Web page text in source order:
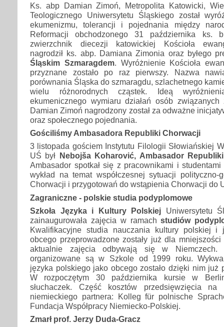
Ks. abp Damian Zimoń, Metropolita Katowicki,
Teologicznego Uniwersytetu Śląskiego został
ekumenizmu, tolerancji i pojednania między
Reformacji obchodzonego 31 października ks.
zwierzchnik diecezji katowickiej Kościoła
nagrodził ks. abp. Damiana Zimonia oraz byłego
Śląskim Szmaragdem. Wyróżnienie Kościoła
przyznane zostało po raz pierwszy. Nazwa
porównania Śląska do szmaragdu, szlachetnego
wielu różnorodnych cząstek. Ideą
ekumenicznego wymiaru działań osób
Damian Zimoń nagrodzony został za odważne
oraz społecznego pojednania.
Gościliśmy Ambasadora Republiki Chorwacji
3 listopada gościem Instytutu Filologii Słowiańskiej
UŚ był Nebojša Koharović, Ambasador
Ambasador spotkał się z pracownikami i studentami
wykład na temat współczesnej sytuacji polityczno-
Chorwacji i przygotowań do wstąpienia Chorwacji do
Zagraniczne - polskie studia podyplomowe
Szkoła Języka i Kultury Polskiej Uniwersytetu
zainaugurowała zajęcia w ramachstudiów
Kwalifikacyjne studia nauczania kultury polskiej i
obcego przeprowadzone zostały już dla
aktualnie zajęcia odbywają się w Niemczech.
organizowane są w Szkole od 1999 roku.
języka polskiego jako obcego zostało dzięki nim już
W rozpoczętym 30 października kursie w
słuchaczek. Część kosztów przedsięwzięcia
niemieckiego partnera: Kolleg für polnische
Fundacja Współpracy Niemiecko-Polskiej.
Zmarł prof. Jerzy Duda-Gracz